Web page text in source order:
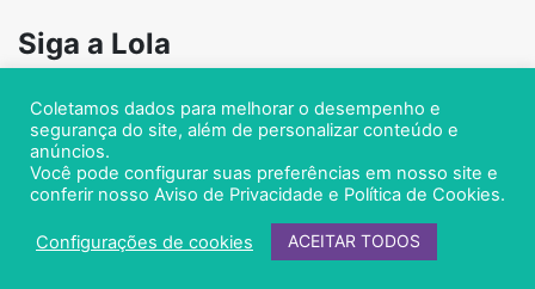
Siga a Lola
Direitos reservados Lola from Rio
Coletamos dados para melhorar o desempenho e
segurança do site, além de personalizar conteúdo e
anúncios.
Você pode configurar suas preferências em nosso site e
conferir nosso Aviso de Privacidade e Política de Cookies.
Configurações de cookies ACEITAR TODOS